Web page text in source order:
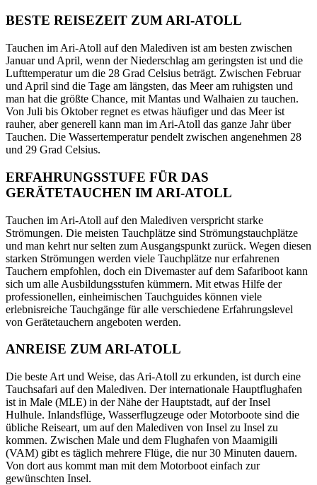
BESTE REISEZEIT ZUM ARI-ATOLL
Tauchen im Ari-Atoll auf den Malediven ist am besten zwischen
Januar und April, wenn der Niederschlag am geringsten ist und die
Lufttemperatur um die 28 Grad Celsius beträgt. Zwischen Februar
und April sind die Tage am längsten, das Meer am ruhigsten und
man hat die größte Chance, mit Mantas und Walhaien zu tauchen.
Von Juli bis Oktober regnet es etwas häufiger und das Meer ist
rauher, aber generell kann man im Ari-Atoll das ganze Jahr über
Tauchen. Die Wassertemperatur pendelt zwischen angenehmen 28
und 29 Grad Celsius.
ERFAHRUNGSSTUFE FÜR DAS
GERÄTETAUCHEN IM ARI-ATOLL
Tauchen im Ari-Atoll auf den Malediven verspricht starke
Strömungen. Die meisten Tauchplätze sind Strömungstauchplätze
und man kehrt nur selten zum Ausgangspunkt zurück. Wegen diesen
starken Strömungen werden viele Tauchplätze nur erfahrenen
Tauchern empfohlen, doch ein Divemaster auf dem Safariboot kann
sich um alle Ausbildungsstufen kümmern. Mit etwas Hilfe der
professionellen, einheimischen Tauchguides können viele
erlebnisreiche Tauchgänge für alle verschiedene Erfahrungslevel
von Gerätetauchern angeboten werden.
ANREISE ZUM ARI-ATOLL
Die beste Art und Weise, das Ari-Atoll zu erkunden, ist durch eine
Tauchsafari auf den Malediven. Der internationale Hauptflughafen
ist in Male (MLE) in der Nähe der Hauptstadt, auf der Insel
Hulhule. Inlandsflüge, Wasserflugzeuge oder Motorboote sind die
übliche Reiseart, um auf den Malediven von Insel zu Insel zu
kommen. Zwischen Male und dem Flughafen von Maamigili
(VAM) gibt es täglich mehrere Flüge, die nur 30 Minuten dauern.
Von dort aus kommt man mit dem Motorboot einfach zur
gewünschten Insel.